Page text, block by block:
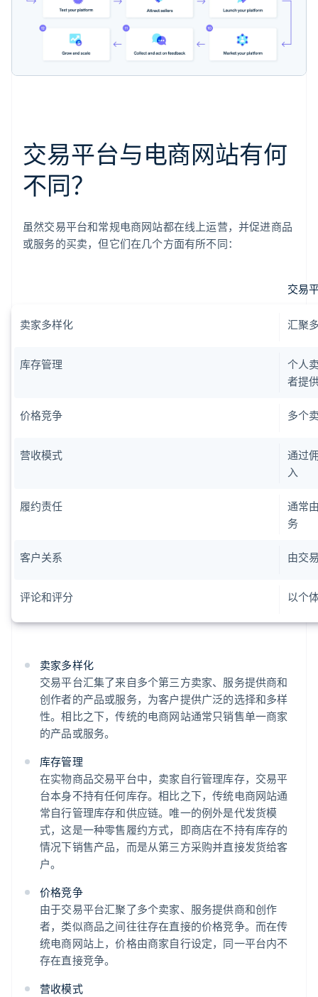
交易平台与电商网站有何
不同？
虽然交易平台和常规电商网站都在线上运营，并促进商品
或服务的买卖，但它们在几个方面有所不同：
交易
卖家多样化 汇聚
库存管理
个人
者提
价格竞争 多个
营收模式
通过
入
履约责任
通常
务
客户关系 由交
评论和评分 以个
卖家多样化
交易平台汇集了来自多个第三方卖家、服务提供商和
创作者的产品或服务，为客户提供广泛的选择和多样
性。相比之下，传统的电商网站通常只销售单一商家
的产品或服务。
库存管理
在实物商品交易平台中，卖家自行管理库存，交易平
台本身不持有任何库存。相比之下，传统电商网站通
常自行管理库存和供应链。唯一的例外是代发货模
式，这是一种零售履约方式，即商店在不持有库存的
情况下销售产品，而是从第三方采购并直接发货给客
户。
价格竞争
由于交易平台汇聚了多个卖家、服务提供商和创作
者，类似商品之间往往存在直接的价格竞争。而在传
统电商网站上，价格由商家自行设定，同一平台内不
存在直接竞争。
营收模式